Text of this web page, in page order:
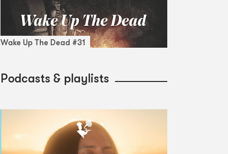
Wake Up The Dead #31
Podcasts & playlists